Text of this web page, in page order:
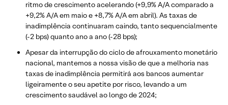
ritmo de crescimento acelerando (+9,9% A/A comparado a
+9,2% A/A em maio e +8,7% A/A em abril). As taxas de
inadimplência continuaram caindo, tanto sequencialmente
(-2 bps) quanto ano a ano (-28 bps);
Apesar da interrupção do ciclo de afrouxamento monetário
nacional, mantemos a nossa visão de que a melhoria nas
taxas de inadimplência permitirá aos bancos aumentar
ligeiramente o seu apetite por risco, levando a um
crescimento saudável ao longo de 2024;